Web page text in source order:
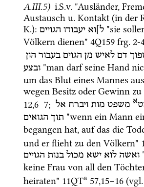
A.III.5) i.S.v. "Ausländer,
Austausch u. Kontakt (in der
K.): ל]וא יעבודו הגויים
"sie
Völkern dienen" 4Q159 frg. 2-
דם לאיש מן הגוים בעבור הון
ובצע "man darf seine Hand
um das Blut eines Mannes
wegen Besitz oder Gewinn
12,6–7; א משפט מות ויברח אל
תוך הגואים
"wenn ein Mann
begangen hat, auf das die
und er flieht zu den Völkern"
ואשה לוא ישא מכול בנות הגויים
keine Frau von all den
heiraten" 11QTa 57,15–16 (vgl.